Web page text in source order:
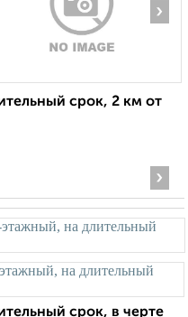
›
срок, 2 км от
›
срок, в черте